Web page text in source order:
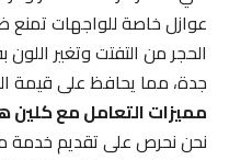
عوازل خاصة للواجهات تمنع
الحجر من التفتت وتغير
جدة، مما يحافظ على قيمة
مميزات التعامل مع كلين
نحن نحرص على تقديم خدمة